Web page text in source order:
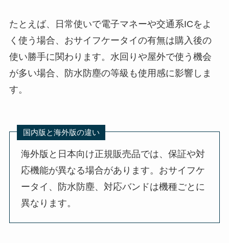
たとえば、日常使いで電子マネーや交通系ICをよ
く使う場合、おサイフケータイの有無は購入後の
使い勝手に関わります。水回りや屋外で使う機会
が多い場合、防水防塵の等級も使用感に影響しま
す。
国内版と海外版の違い
海外版と日本向け正規販売品では、保証や対
応機能が異なる場合があります。おサイフケ
ータイ、防水防塵、対応バンドは機種ごとに
異なります。